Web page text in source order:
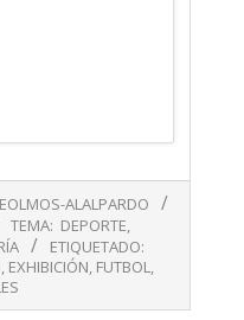
ALALPARDO
TEMA: DEPORTE
ETIQUETADO:
EXHIBICIÓN FUTBOL